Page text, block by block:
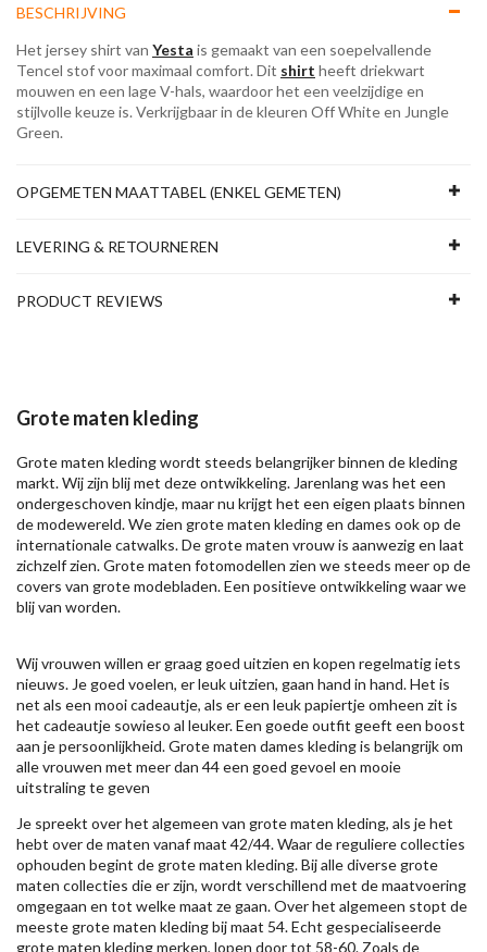
BESCHRIJVING
Het jersey shirt van Yesta is gemaakt van een soepelvallende
Tencel stof voor maximaal comfort. Dit shirt heeft driekwart
mouwen en een lage V-hals, waardoor het een veelzijdige en
stijlvolle keuze is. Verkrijgbaar in de kleuren Off White en Jungle
Green.
OPGEMETEN MAATTABEL (ENKEL GEMETEN)
LEVERING & RETOURNEREN
PRODUCT REVIEWS
Grote maten kleding
Grote maten kleding wordt steeds belangrijker binnen de kleding
markt. Wij zijn blij met deze ontwikkeling. Jarenlang was het een
ondergeschoven kindje, maar nu krijgt het een eigen plaats binnen
de modewereld. We zien grote maten kleding en dames ook op de
internationale catwalks. De grote maten vrouw is aanwezig en laat
zichzelf zien. Grote maten fotomodellen zien we steeds meer op de
covers van grote modebladen. Een positieve ontwikkeling waar we
blij van worden.
Wij vrouwen willen er graag goed uitzien en kopen regelmatig iets
nieuws. Je goed voelen, er leuk uitzien, gaan hand in hand. Het is
net als een mooi cadeautje, als er een leuk papiertje omheen zit is
het cadeautje sowieso al leuker. Een goede outfit geeft een boost
aan je persoonlijkheid. Grote maten dames kleding is belangrijk om
alle vrouwen met meer dan 44 een goed gevoel en mooie
uitstraling te geven
Je spreekt over het algemeen van grote maten kleding, als je het
hebt over de maten vanaf maat 42/44. Waar de reguliere collecties
ophouden begint de grote maten kleding. Bij alle diverse grote
maten collecties die er zijn, wordt verschillend met de maatvoering
omgegaan en tot welke maat ze gaan. Over het algemeen stopt de
meeste grote maten kleding bij maat 54. Echt gespecialiseerde
grote maten kleding merken, lopen door tot 58-60. Zoals de